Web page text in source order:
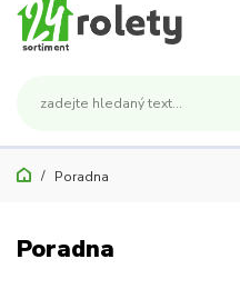
Poradna
Poradna